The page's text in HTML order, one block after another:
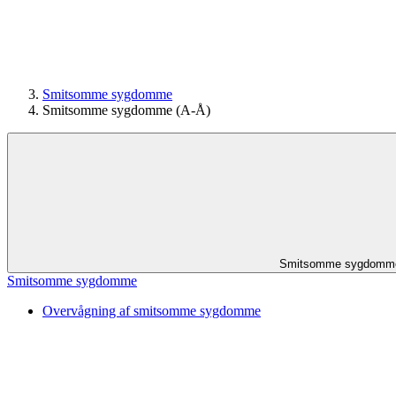
Smitsomme sygdomme
Smitsomme sygdomme (A-Å)
Smitsomme
Smitsomme sygdomme
Overvågning af smitsomme sygdomme